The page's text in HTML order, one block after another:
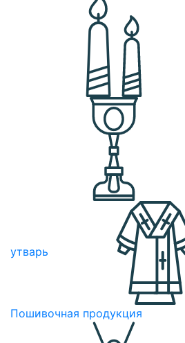
утварь
Пошивочная продукция